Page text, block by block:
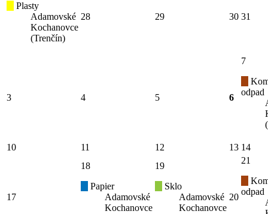
Plasty
Adamovské
Kochanovce
(Trenčín)
28 29 30 31
3 4 5 6
7
odpad
10 11 12 13 14
17
18
Papier
Adamovské
Kochanovce
19
Sklo
Adamovské
Kochanovce
20
21
odpad